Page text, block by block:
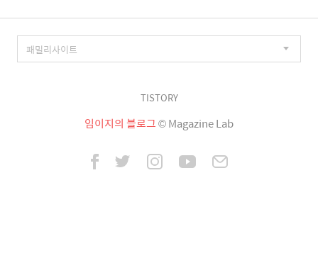
TISTORY
임이지의 블로그© Magazine Lab